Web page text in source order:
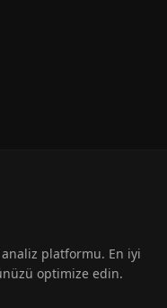
analiz platformu. En iyi
optimize edin.